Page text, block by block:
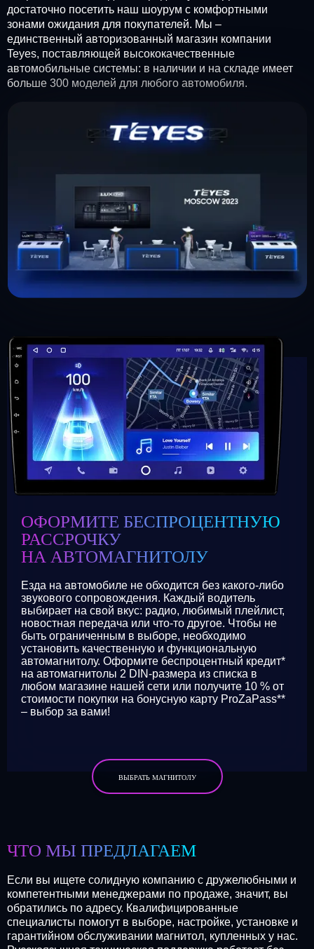
достаточно посетить наш шоурум с комфортными
зонами ожидания для покупателей. Мы –
единственный авторизованный магазин компании
Teyes, поставляющей высококачественные
автомобильные системы: в наличии и на складе имеет
больше 300 моделей для любого автомобиля.
ОФОРМИТЕ БЕСПРОЦЕНТНУЮ
РАССРОЧКУ
НА АВТОМАГНИТОЛУ
Езда на автомобиле не обходится без какого-либо
звукового сопровождения. Каждый водитель
выбирает на свой вкус: радио, любимый плейлист,
новостная передача или что-то другое. Чтобы не
быть ограниченным в выборе, необходимо
установить качественную и функциональную
автомагнитолу. Оформите беспроцентный кредит*
на автомагнитолы 2 DIN-размера из списка в
любом магазине нашей сети или получите 10 % от
стоимости покупки на бонусную карту ProZaPass**
– выбор за вами!
ВЫБРАТЬ МАГНИТОЛУ
ЧТО МЫ ПРЕДЛАГАЕМ
Если вы ищете солидную компанию с дружелюбными и
компетентными менеджерами по продаже, значит, вы
обратились по адресу. Квалифицированные
специалисты помогут в выборе, настройке, установке и
гарантийном обслуживании магнитол, купленных у нас.